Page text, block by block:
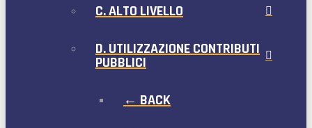
C. ALTO LIVELLO
D. UTILIZZAZIONE CONTRIBUTI
PUBBLICI
← BACK